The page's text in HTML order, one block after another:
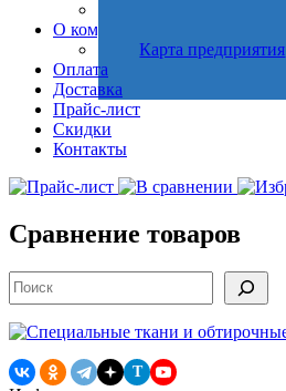
О компании
Карта предприятия
Оплата
Доставка
Прайс-лист
Скидки
Контакты
Сравнение товаров
Поиск
T